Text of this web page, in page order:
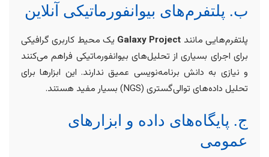
ب. پلتفرم‌های بیوانفورماتیکی آنلاین
پلتفرم‌هایی مانند Galaxy Project یک محیط کاربری گرافیکی
برای اجرای بسیاری از تحلیل‌های بیوانفورماتیکی فراهم می‌کنند
و نیازی به دانش برنامه‌نویسی عمیق ندارند. این ابزارها برای
تحلیل داده‌های توالی‌گستری (NGS) بسیار مفید هستند.
ج. پایگاه‌های داده و ابزارهای
عمومی